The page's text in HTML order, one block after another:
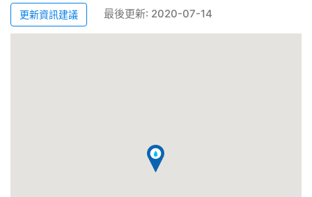
更新資訊建議 最後更新: 2020-07-14